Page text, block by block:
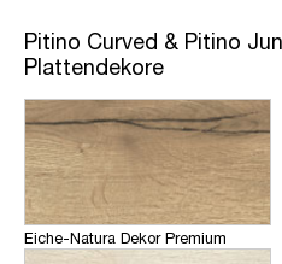
Pitino Curved & Pitino
Plattendekore
Eiche-Natura Dekor Premium